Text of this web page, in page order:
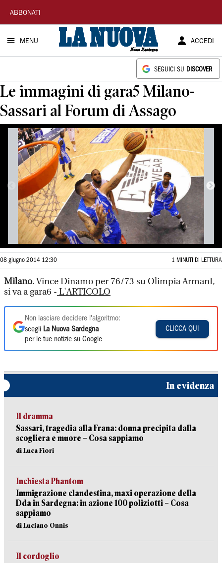
La
Nuova
Sardegna
ABBONATI
MENU ACCEDI
SEGUICI SU DISCOVER
Le immagini di gara5 Milano-
Sassari al Forum di Assago
08 giugno 2014 12:30 1 MINUTI DI LETTURA
Milano. Vince Dinamo per 76/73 su Olimpia ArmanI,
si va a gara6 - L'ARTICOLO
Non lasciare decidere l'algoritmo:
scegli La Nuova Sardegna
per le tue notizie su Google
CLICCA QUI
In evidenza
Il dramma
Sassari, tragedia alla Frana: donna precipita dalla
scogliera e muore – Cosa sappiamo
di Luca Fiori
Inchiesta Phantom
Immigrazione clandestina, maxi operazione della
Dda in Sardegna: in azione 100 poliziotti – Cosa
sappiamo
di Luciano Onnis
Il cordoglio